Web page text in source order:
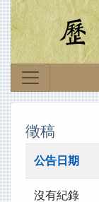
徵稿
公告日期
沒有紀錄